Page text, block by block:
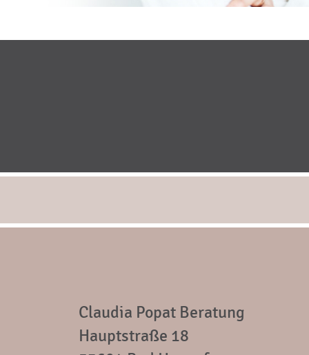
Claudia Popat Beratung
Hauptstraße 18